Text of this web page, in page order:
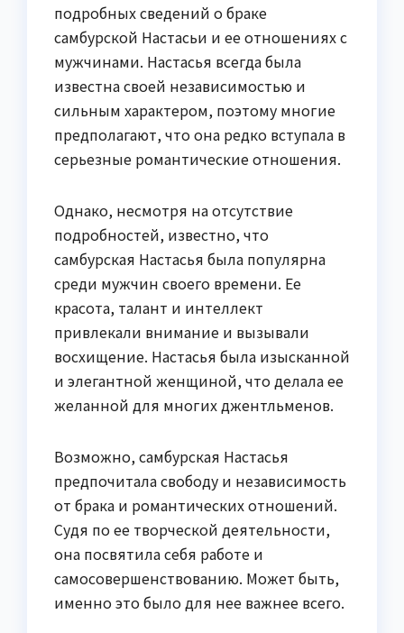
подробных сведений о браке
самбурской Настасьи и ее отношениях с
мужчинами. Настасья всегда была
известна своей независимостью и
сильным характером, поэтому многие
предполагают, что она редко вступала в
серьезные романтические отношения.
Однако, несмотря на отсутствие
подробностей, известно, что
самбурская Настасья была популярна
среди мужчин своего времени. Ее
красота, талант и интеллект
привлекали внимание и вызывали
восхищение. Настасья была изысканной
и элегантной женщиной, что делала ее
желанной для многих джентльменов.
Возможно, самбурская Настасья
предпочитала свободу и независимость
от брака и романтических отношений.
Судя по ее творческой деятельности,
она посвятила себя работе и
самосовершенствованию. Может быть,
именно это было для нее важнее всего.